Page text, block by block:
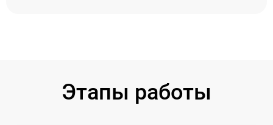
Этапы работы